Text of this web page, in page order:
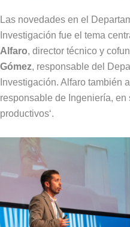
Las novedades en el
Investigación fue el tema
Alfaro, director técnico y
Gómez, responsable del
Investigación. Alfaro también
responsable de Ingeniería, en
productivos‘.